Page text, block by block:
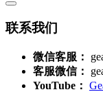
联系我们
微信客服：
客服微信：
YouTube：